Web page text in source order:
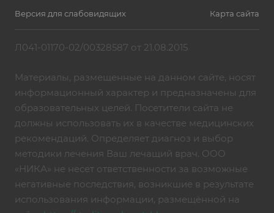
Версия для слабовидящих Карта сайта
Л041-01170-02/00328587 от 21.08.2015
Материалы, размещенные на данном сайте, носят
информационный характер и предназначены для
образовательных целей. Посетители сайта не
должны использовать их в качестве медицинских
рекомендаций. Определяет диагноз и выбор
методики лечения Ваш лечащий врач. ООО
«НИКА» не несет ответственности за возможные
негативные последствия, возникшие в результате
использования информации, размещённой на